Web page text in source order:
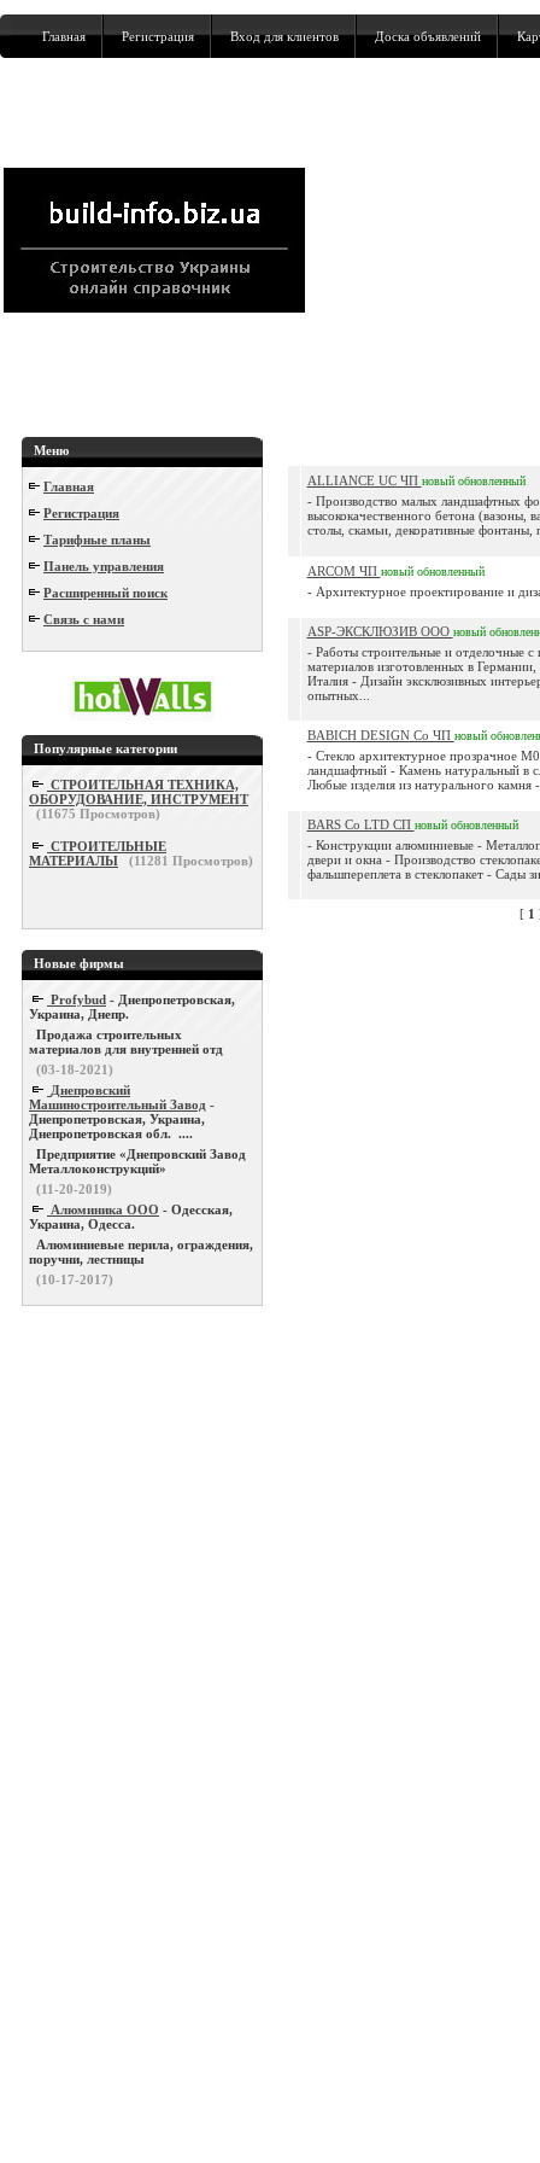
Главная Регистрация Вход для клиентов Доска объявлений
Меню
Главная
Регистрация
Тарифные планы
Панель управления
Расширенный поиск
Связь с нами
Популярные категории
СТРОИТЕЛЬНАЯ ТЕХНИКА,
ОБОРУДОВАНИЕ, ИНСТРУМЕНТ
(11675 Просмотров)
СТРОИТЕЛЬНЫЕ
МАТЕРИАЛЫ
(11281 Просмотров)
Новые фирмы
Profybud - Днепропетровская,
Украина, Днепр.
Продажа строительных
материалов для внутренней отд
(03-18-2021)
Днепровский
Машиностроительный Завод -
Днепропетровская, Украина,
Днепропетровская обл. ....
Предприятие «Днепровский Завод
Металлоконструкций»
(11-20-2019)
Алюминика ООО - Одесская,
Украина, Одесса.
Алюминиевые перила, ограждения,
поручни, лестницы
(10-17-2017)
ALLIANCE UC ЧП новый обновленный
- Производство малых ландшафтных
высококачественного бетона (вазоны,
столы, скамьи, декоративные фонтаны,
ARCOM ЧП новый обновленный
- Архитектурное проектирование и
ASP-ЭКСКЛЮЗИВ ООО новый
- Работы строительные и отделочные с
материалов изготовленных в
Италия - Дизайн эксклюзивных
опытных...
BABICH DESIGN Co ЧП новый
- Стекло архитектурное прозрачное
ландшафтный - Камень натуральный в
Любые изделия из натурального камня
BARS Co LTD СП новый обновленный
- Конструкции алюминиевые -
двери и окна - Производство
фальшпереплета в стеклопакет - Сады
[ 1